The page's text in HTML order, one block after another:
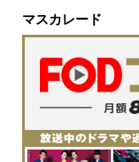
マスカレード